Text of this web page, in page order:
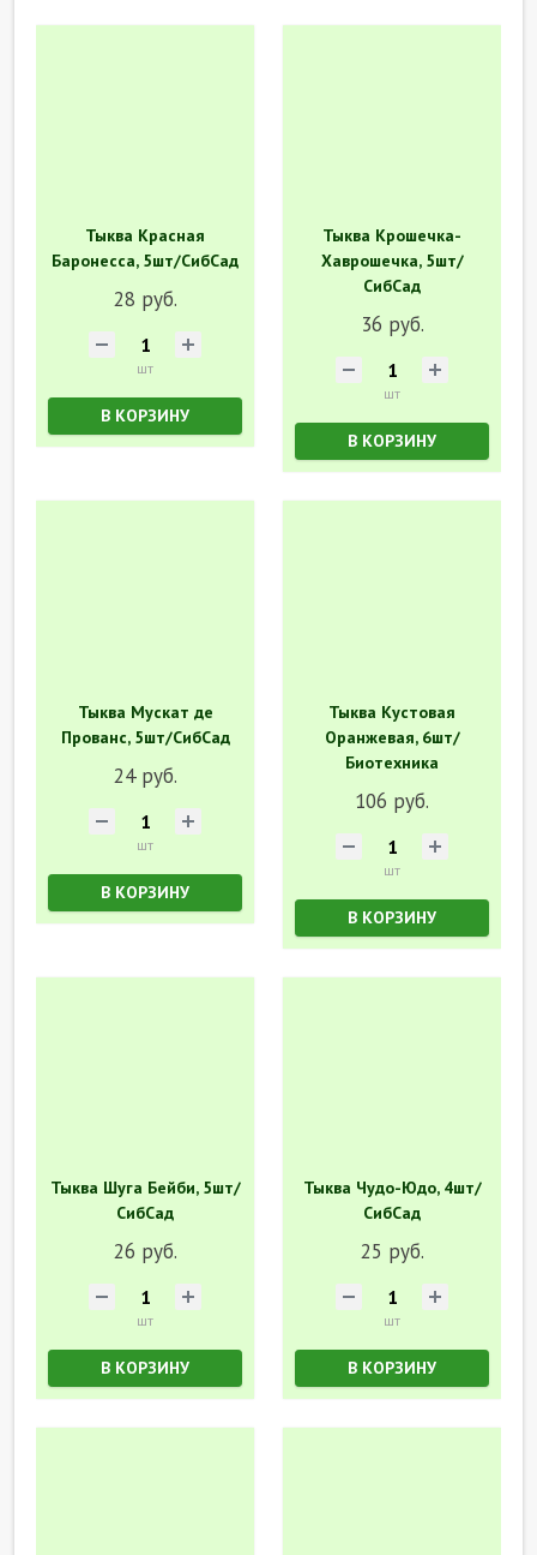
Тыква Красная
Баронесса, 5шт/СибСад
28 руб.
шт
В КОРЗИНУ
Тыква Крошечка-
Хаврошечка, 5шт/
СибСад
36 руб.
шт
В КОРЗИНУ
Тыква Мускат де
Прованс, 5шт/СибСад
24 руб.
шт
В КОРЗИНУ
Тыква Кустовая
Оранжевая, 6шт/
Биотехника
106 руб.
шт
В КОРЗИНУ
Тыква Шуга Бейби, 5шт/
СибСад
26 руб.
шт
В КОРЗИНУ
Тыква Чудо-Юдо, 4шт/
СибСад
25 руб.
шт
В КОРЗИНУ